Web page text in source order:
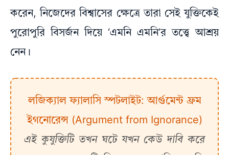
করেন, নিজেদের বিশ্বাসের ক্ষেত্রে তারা সেই যুক্তিকেই
পুরোপুরি বিসর্জন দিয়ে ‘এমনি এমনি’র তত্ত্বে আশ্রয়
নেন।
লজিক্যাল ফ্যালাসি স্পটলাইট: আর্গুমেন্ট ফ্রম
ইগনোরেন্স (Argument from Ignorance)
এই কুযুক্তিটি তখন ঘটে যখন কেউ দাবি করে